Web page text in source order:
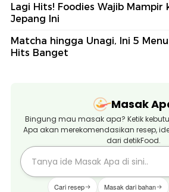
Lagi Hits! Foodies Wajib Mampir
Jepang Ini
Matcha hingga Unagi, Ini 5
Hits Banget
Masak
Bingung mau masak apa? Ketik
Apa akan merekomendasikan resep,
dari detikFood.
Cari resep Masak dari bahan